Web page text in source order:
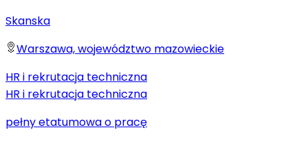
Skanska
Warszawa, województwo mazowieckie
HR i rekrutacja techniczna
HR i rekrutacja techniczna
pełny etatumowa o pracę